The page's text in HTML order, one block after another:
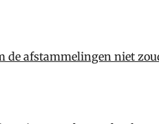
de afstammelingen niet